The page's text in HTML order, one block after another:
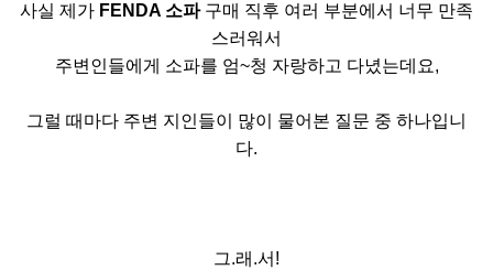
사실 제가 FENDA 소파구매 직후 여러 부분에서 너무 만족
스러워서
주변인들에게 소파를 엄~청 자랑하고 다녔는데요,
그럴 때마다 주변 지인들이 많이 물어본 질문 중 하나입니
다.
그.래.서!